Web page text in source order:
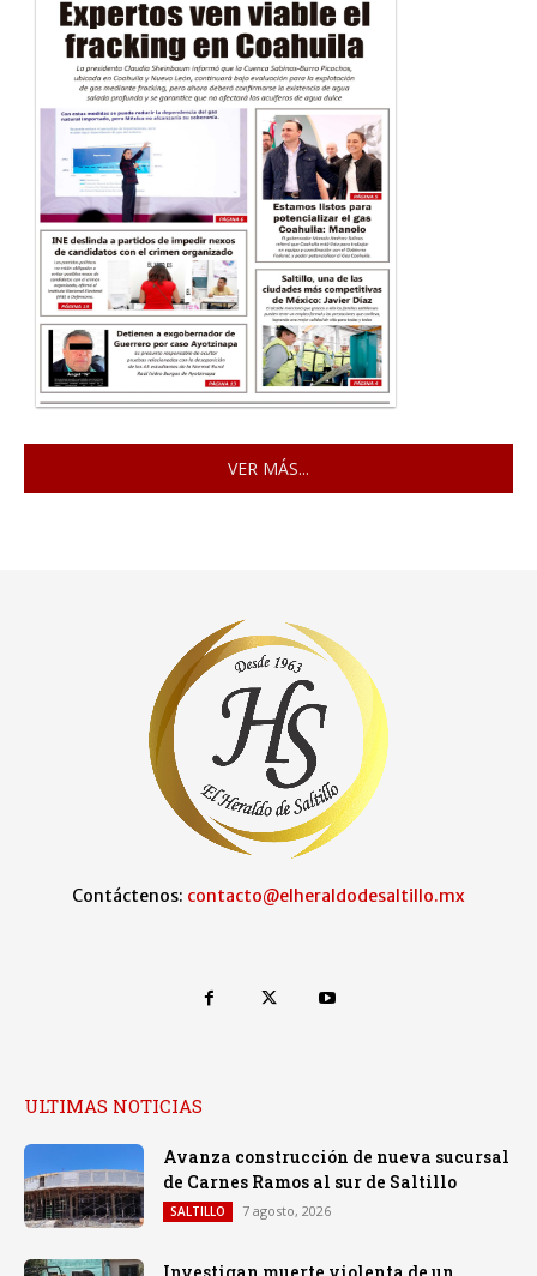
VER MÁS...
Contáctenos: contacto@elheraldodesaltillo.mx
ULTIMAS NOTICIAS
Avanza construcción de nueva sucursal
de Carnes Ramos al sur de Saltillo
SALTILLO 7 agosto, 2026